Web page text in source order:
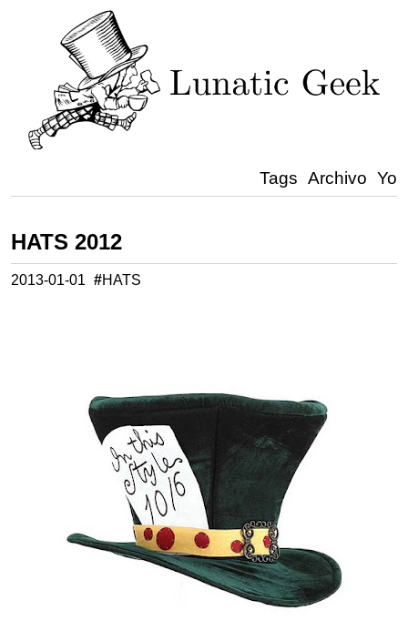
Tags Archivo Yo
HATS 2012
2013-01-01 #HATS